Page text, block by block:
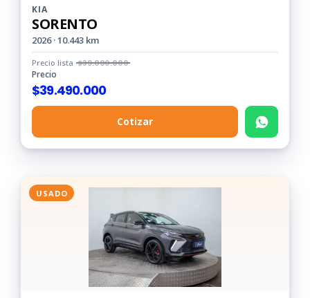
KIA
SORENTO
2026 · 10.443 km
Precio lista $39.890.000
Precio
$39.490.000
Cotizar
USADO